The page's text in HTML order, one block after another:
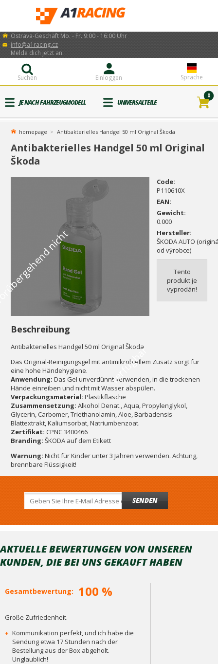
Ostrava-Geschäft Mo. - Fr. 9:00 - 16:00 Uhr
info@a1racing.cz
Sprache
Einloggen
Melde dich jetzt an
Suchen
JE NACH FAHRZEUGMODELL UNIVERSALTEILE
0
homepage Antibakterielles Handgel 50 ml Original Škoda
Antibakterielles Handgel 50 ml Original
Škoda
r
Code:
P110610X
EAN:
Gewicht:
0.000
Hersteller:
ŠKODA AUTO
od výrobce)
Tento
produkt je
vyprodán!
Beschreibung
Antibakterielles Handgel 50 ml Original Škoda
Das Original-Reinigungsgel mit antimikrobiellem Zusatz sorgt für
eine hohe Händehygiene.
Anwendung: Das Gel unverdünnt verwenden, in die trockenen
Hände einreiben und nicht mit Wasser abspülen.
Verpackungsmaterial: Plastikflasche
Zusammensetzung: Alkohol Denat., Aqua, Propylenglykol,
Glycerin, Carbomer, Triethanolamin, Aloe, Barbadensis-
Blattextrakt, Kaliumsorbat, Natriumbenzoat.
Zertifikat: CPNC 3400466
Branding: ŠKODA auf dem Etikett
Warnung: Nicht für Kinder unter 3 Jahren verwenden. Achtung,
brennbare Flüssigkeit!
SENDEN
AKTUELLE BEWERTUNGEN VON UNSEREN
KUNDEN, DIE BEI ​​UNS GEKAUFT HABEN
Gesamtbewertung: 100 %
Große Zufriedenheit.
+ Kommunikation perfekt, und ich habe die
Sendung etwa 17 Stunden nach der
Bestellung aus der Box abgeholt.
Unglaublich!